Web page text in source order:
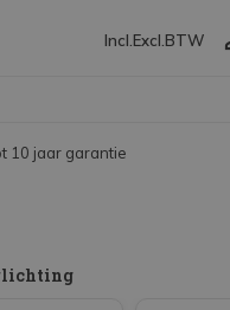
Incl. Excl. BTW
10 jaar garantie